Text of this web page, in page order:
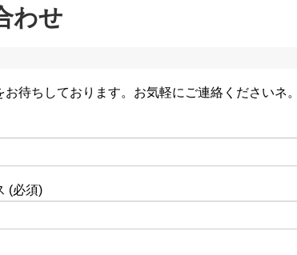
わせ
お待ちしております。お気軽にご連絡くださいネ。
(必須)